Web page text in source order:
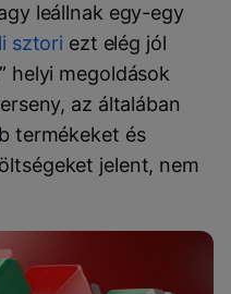
leállnak egy-egy
sztori ezt elég jól
helyi megoldások
az általában
termékeket és
jelent, nem